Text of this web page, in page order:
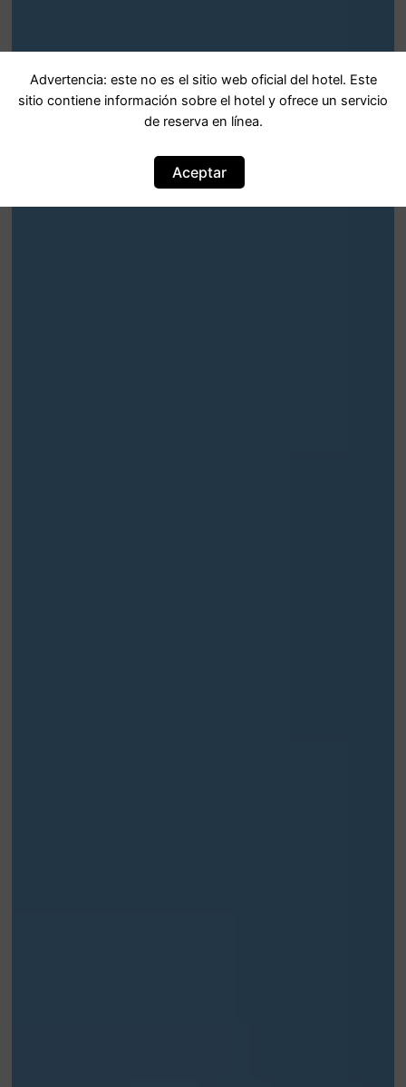
Advertencia: este no es el sitio web oficial del hotel. Este
sitio contiene información sobre el hotel y ofrece un servicio
de reserva en línea.
Aceptar